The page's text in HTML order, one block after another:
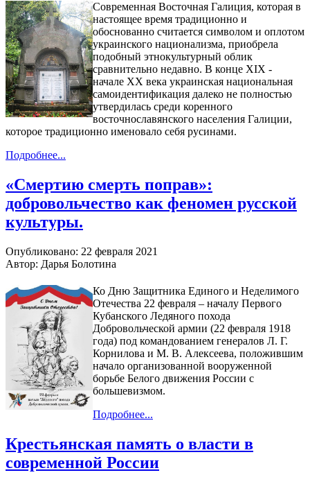
Современная Восточная Галиция, которая в
настоящее время традиционно и
обоснованно считается символом и оплотом
украинского национализма, приобрела
подобный этнокультурный облик
сравнительно недавно. В конце XIX -
начале XX века украинская национальная
самоидентификация далеко не полностью
утвердилась среди коренного
восточнославянского населения Галиции,
которое традиционно именовало себя русинами.
Подробнее...
«Смертию смерть поправ»:
добровольчество как феномен русской
культуры.
Опубликовано: 22 февраля 2021
Автор: Дарья Болотина
Ко Дню Защитника Единого и Неделимого
Отечества 22 февраля – началу Первого
Кубанского Ледяного похода
Добровольческой армии (22 февраля 1918
года) под командованием генералов Л. Г.
Корнилова и М. В. Алексеева, положившим
начало организованной вооруженной
борьбе Белого движения России с
большевизмом.
Подробнее...
Крестьянская память о власти в
современной России